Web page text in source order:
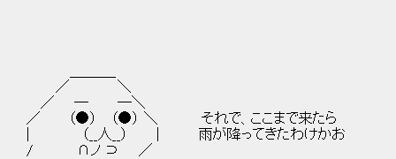
／ ＼
／ ─ ─＼
／ （●） （●） ＼ それで、ここまで来たら
| （__人__） | 雨が降ってきたわけかお
/ ∩ノ ⊃ ／